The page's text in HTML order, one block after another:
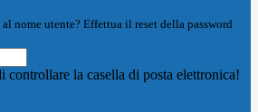
nome utente? Effettua il reset della password
controllare la casella di posta elettronica!